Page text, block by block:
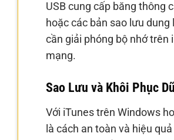
USB cung cấp băng thông
hoặc các bản sao lưu
cần giải phóng bộ nhớ trên
mạng.
Sao Lưu và Khôi Phục
Với iTunes trên Windows
là cách an toàn và hiệu